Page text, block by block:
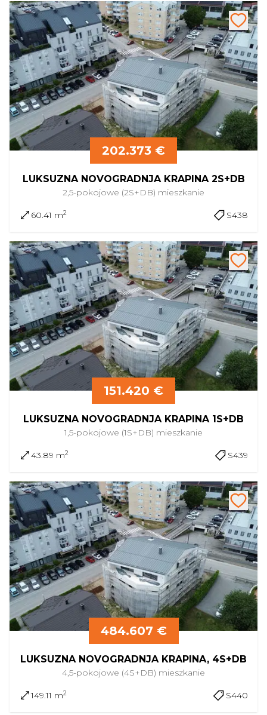
202.373 €
LUKSUZNA NOVOGRADNJA KRAPINA 2S+DB
2,5-pokojowe (2S+DB) mieszkanie
60.41 m2 S438
151.420 €
LUKSUZNA NOVOGRADNJA KRAPINA 1S+DB
1,5-pokojowe (1S+DB) mieszkanie
43.89 m2 S439
484.607 €
LUKSUZNA NOVOGRADNJA KRAPINA, 4S+DB
4,5-pokojowe (4S+DB) mieszkanie
149.11 m2 S440